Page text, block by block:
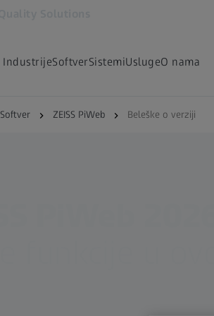
IndustrijeSoftverSistemiUslugeO nama
Softver ZEISS PiWeb Beleške o verziji